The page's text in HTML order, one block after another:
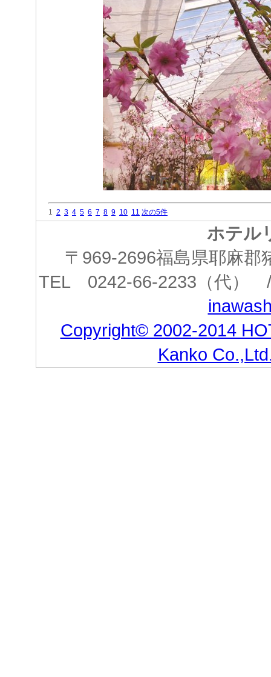
1 2 3 4 5 6 7 8 9 10 11 次の5件
ホテル
〒969-2696福島県耶麻
TEL 0242-66-2233（代
Copyright© 2002-2014
Kanko